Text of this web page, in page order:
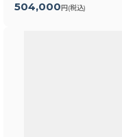
504,000円(税込)